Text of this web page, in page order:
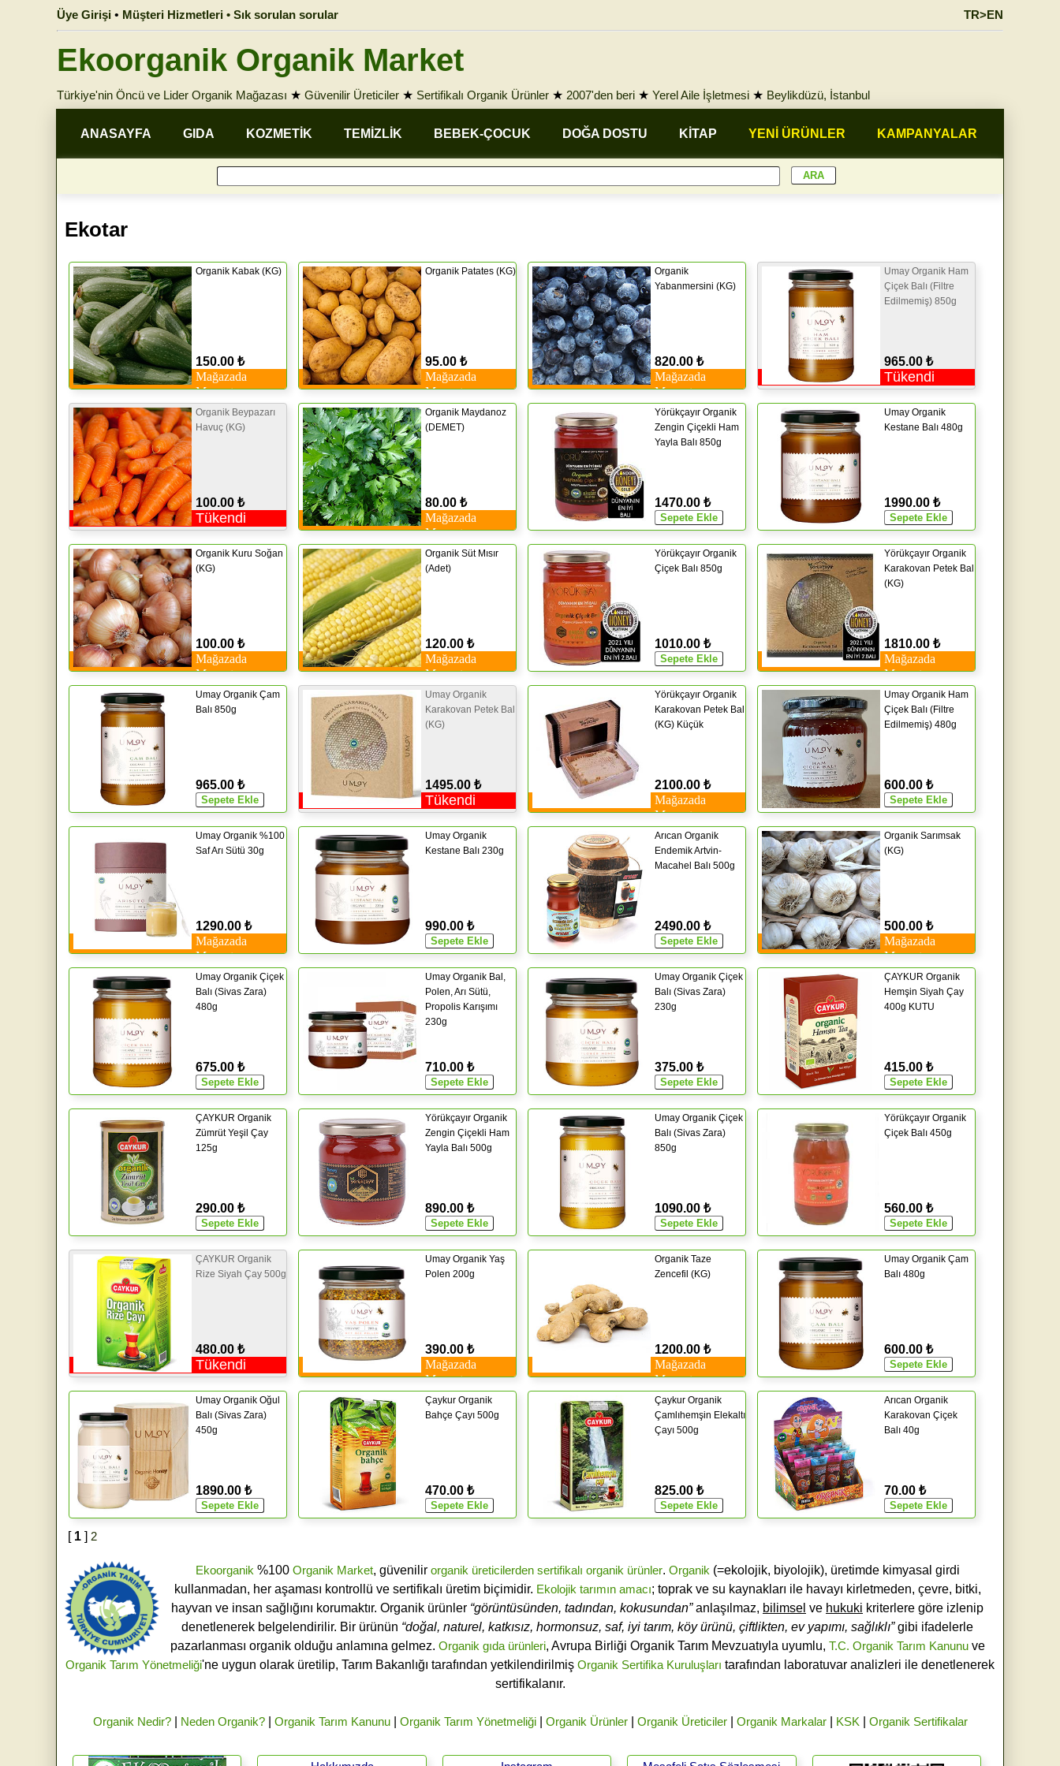
Üye Girişi • Müşteri Hizmetleri • Sık sorulan sorular TR>EN
Ekoorganik Organik Market
Türkiye'nin Öncü ve Lider Organik Mağazası ★ Güvenilir Üreticiler ★ Sertifikalı Organik Ürünler ★ 2007'den beri ★ Yerel Aile İşletmesi ★ Beylikdüzü, İstanbul
ANASAYFA GIDA KOZMETİK TEMİZLİK BEBEK-ÇOCUK DOĞA DOSTU KİTAP YENİ ÜRÜNLER KAMPANYALAR
Ekotar
Organik Kabak (KG)
150.00 ₺
Mağazada
Mevcut
Organik Patates (KG)
95.00 ₺
Mağazada
Mevcut
Organik
Yabanmersini (KG)
820.00 ₺
Mağazada
Mevcut
Umay Organik Ham
Çiçek Balı (Filtre
Edilmemiş) 850g
965.00 ₺
Tükendi
Organik Beypazarı
Havuç (KG)
100.00 ₺
Tükendi
Organik Maydanoz
(DEMET)
80.00 ₺
Mağazada
Mevcut
Yörükçayır Organik
Zengin Çiçekli Ham
Yayla Balı 850g
1470.00 ₺
Umay Organik
Kestane Balı 480g
1990.00 ₺
Organik Kuru Soğan
(KG)
100.00 ₺
Mağazada
Mevcut
Organik Süt Mısır
(Adet)
120.00 ₺
Mağazada
Mevcut
Yörükçayır Organik
Çiçek Balı 850g
1010.00 ₺
Yörükçayır Organik
Karakovan Petek Bal
(KG)
1810.00 ₺
Mağazada
Mevcut
Umay Organik Çam
Balı 850g
965.00 ₺
Umay Organik
Karakovan Petek Bal
(KG)
1495.00 ₺
Tükendi
Yörükçayır Organik
Karakovan Petek Bal
(KG) Küçük
2100.00 ₺
Mağazada
Mevcut
Umay Organik Ham
Çiçek Balı (Filtre
Edilmemiş) 480g
600.00 ₺
Umay Organik %100
Saf Arı Sütü 30g
1290.00 ₺
Mağazada
Mevcut
Umay Organik
Kestane Balı 230g
990.00 ₺
Arıcan Organik
Endemik Artvin-
Macahel Balı 500g
2490.00 ₺
Organik Sarımsak
(KG)
500.00 ₺
Mağazada
Mevcut
Umay Organik Çiçek
Balı (Sivas Zara)
480g
675.00 ₺
Umay Organik Bal,
Polen, Arı Sütü,
Propolis Karışımı
230g
710.00 ₺
Umay Organik Çiçek
Balı (Sivas Zara)
230g
375.00 ₺
ÇAYKUR Organik
Hemşin Siyah Çay
400g KUTU
415.00 ₺
ÇAYKUR Organik
Zümrüt Yeşil Çay
125g
290.00 ₺
Yörükçayır Organik
Zengin Çiçekli Ham
Yayla Balı 500g
890.00 ₺
Umay Organik Çiçek
Balı (Sivas Zara)
850g
1090.00 ₺
Yörükçayır Organik
Çiçek Balı 450g
560.00 ₺
ÇAYKUR Organik
Rize Siyah Çay 500g
480.00 ₺
Tükendi
Umay Organik Yaş
Polen 200g
390.00 ₺
Mağazada
Mevcut
Organik Taze
Zencefil (KG)
1200.00 ₺
Mağazada
Mevcut
Umay Organik Çam
Balı 480g
600.00 ₺
Umay Organik Oğul
Balı (Sivas Zara)
450g
1890.00 ₺
Çaykur Organik
Bahçe Çayı 500g
470.00 ₺
Çaykur Organik
Çamlıhemşin Elekaltı
Çayı 500g
825.00 ₺
Arıcan Organik
Karakovan Çiçek
Balı 40g
70.00 ₺
[1 ] 2
Ekoorganik %100 Organik Market, güvenilir organik üreticilerden sertifikalı organik ürünler. Organik (=ekolojik, biyolojik), üretimde kimyasal girdi
kullanmadan, her aşaması kontrollü ve sertifikalı üretim biçimidir. Ekolojik tarımın amacı; toprak ve su kaynakları ile havayı kirletmeden, çevre, bitki,
hayvan ve insan sağlığını korumaktır. Organik ürünler “görüntüsünden, tadından, kokusundan”anlaşılmaz, bilimsel ve hukuki kriterlere göre izlenip
denetlenerek belgelendirilir. Bir ürünün “doğal, naturel, katkısız, hormonsuz, saf, iyi tarım, köy ürünü, çiftlikten, ev yapımı, sağlıklı”gibi ifadelerle
pazarlanması organik olduğu anlamına gelmez. Organik gıda ürünleri, Avrupa Birliği Organik Tarım Mevzuatıyla uyumlu, T.C. Organik Tarım Kanunuve
Organik Tarım Yönetmeliği'ne uygun olarak üretilip, Tarım Bakanlığı tarafından yetkilendirilmiş Organik Sertifika Kuruluşları tarafından laboratuvar analizleri ile denetlenerek
sertifikalanır.
Organik Nedir?| Neden Organik?| Organik Tarım Kanunu| Organik Tarım Yönetmeliği| Organik Ürünler| Organik Üreticiler| Organik Markalar| KSK Organik Sertifikalar